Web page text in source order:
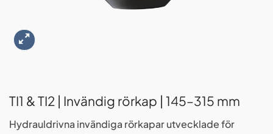
TI1 & TI2 | Invändig rörkap | 145–315 mm
Hydrauldrivna invändiga rörkapar utvecklade för